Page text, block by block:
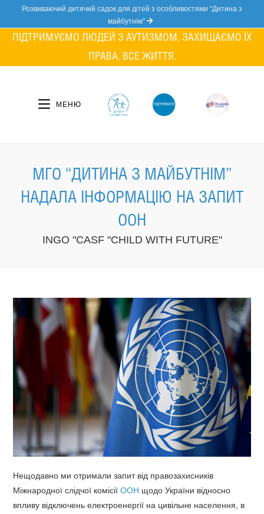
content
Розвиваючий дитячий садок для дітей з особливостями “Дитина з
майбутнім”
ПІДТРИМУЄМО ЛЮДЕЙ З АУТИЗМОМ. ЗАХИЩАЄМО ЇХ
ПРАВА. ВСЕ ЖИТТЯ.
МЕНЮ
МГО “ДИТИНА З МАЙБУТНІМ”
НАДАЛА ІНФОРМАЦІЮ НА ЗАПИТ
ООН
INGO "CASF "CHILD WITH FUTURE"
Нещодавно ми отримали запит від правозахисників
Міжнародної слідчої комісіїООН щодо України відносно
впливу відключень електроенергії на цивільне населення, в